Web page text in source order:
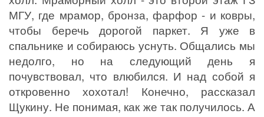
МГУ, где мрамор, бронза, фарфор - и ковры,
чтобы беречь дорогой паркет. Я уже в
спальнике и собираюсь уснуть. Общались мы
недолго, но на следующий день я
почувствовал, что влюбился. И над собой я
откровенно хохотал! Конечно, рассказал
Щукину. Не понимая, как же так получилось. А